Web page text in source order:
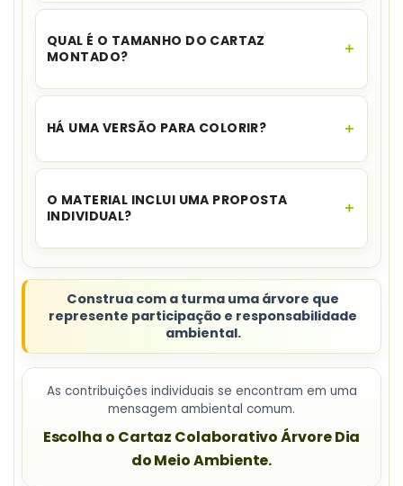
O acesso é instantâneo.Assim que o
para download no seu e-mail e no WhatsApp,
além de ficar disponível na sua área de cliente.
QUAL É O TAMANHO DO CARTAZ
MONTADO?
A montagem mede aproximadamente76 x 52
HÁ UMA VERSÃO PARA COLORIR?
Sim. O cartaz possuiversão com borda
O MATERIAL INCLUI UMA PROPOSTA
INDIVIDUAL?
acompanha o cartaz coletivo.
Construa com a turma uma árvore que
represente participação e responsabilidade
ambiental.
As contribuições individuais se encontram em uma
mensagem ambiental comum.
Escolha o Cartaz Colaborativo Árvore Dia
do Meio Ambiente.